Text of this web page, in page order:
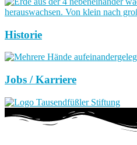
Historie
Jobs / Karriere